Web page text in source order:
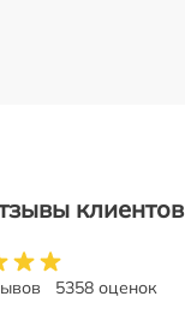
клиентов
5358 оценок